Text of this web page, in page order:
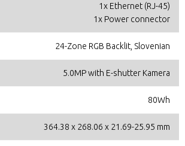
1x Ethernet (RJ-45)
1x Power connector
24-Zone RGB Backlit, Slovenian
5.0MP with E-shutter Kamera
80Wh
364.38 x 268.06 x 21.69-25.95 mm